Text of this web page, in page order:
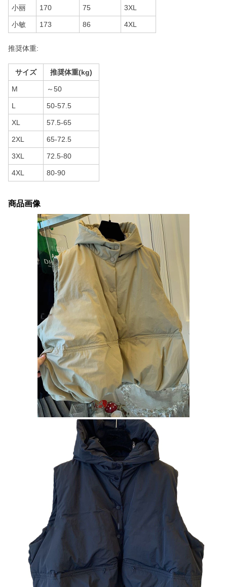
小丽 170 75 3XL
小敏 173 86 4XL
推奨体重:
サイズ 推奨体重(kg)
M ～50
L 50-57.5
XL 57.5-65
2XL 65-72.5
3XL 72.5-80
4XL 80-90
商品画像